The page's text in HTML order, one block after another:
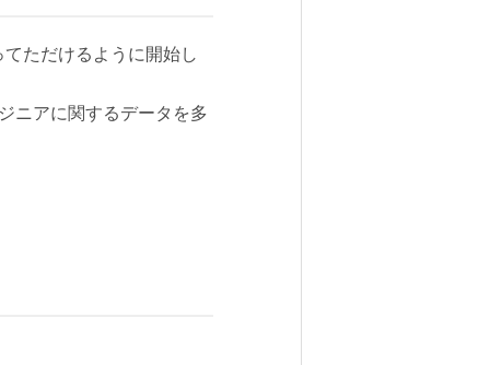
ただけるように開始し
ニアに関するデータを多